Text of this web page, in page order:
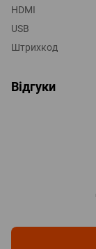
HDMI
USB
Штрихкод
Відгуки